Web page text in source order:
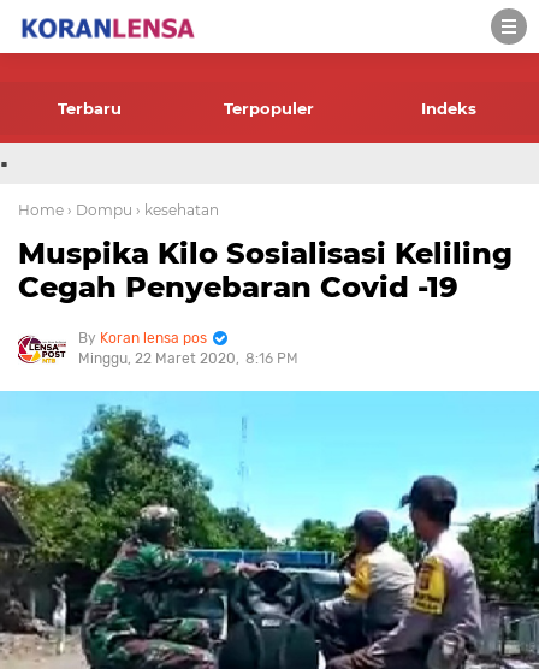
-->
Terbaru Terpopuler Indeks
.
Home › Dompu › kesehatan
Muspika Kilo Sosialisasi Keliling
Cegah Penyebaran Covid -19
Koran lensa pos
Minggu, 22 Maret 2020
8:16 PM